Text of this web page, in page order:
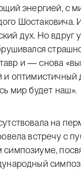
энергией, с
Шостаковича.
дух. Но вдруг
и — снова
оптимистичный
мир будет наш».
на
встречу с